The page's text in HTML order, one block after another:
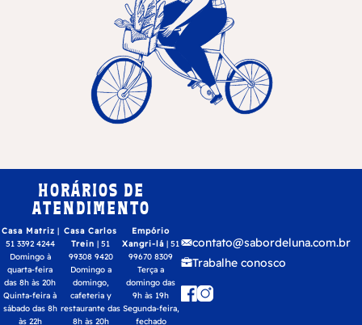
HORÁRIOS DE
ATENDIMENTO
Casa Matriz |
51 3392 4244
Domingo à
quarta-feira
das 8h às 20h
Quinta-feira à
sábado das 8h
às 22h
Casa Carlos
Trein | 51
99308 9420
Domingo a
domingo,
cafeteria y
restaurante das
8h às 20h
Empório
Xangri-lá | 51
99670 8309
Terça a
domingo das
9h às 19h
Segunda-feira,
fechado
contato@sabordeluna.com.br
Trabalhe conosco